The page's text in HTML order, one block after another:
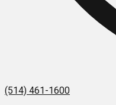
(514) 461-1600